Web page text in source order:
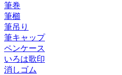
筆巻
筆櫛
筆吊り
筆キャップ
ペンケース
いろは歌印
消しゴム